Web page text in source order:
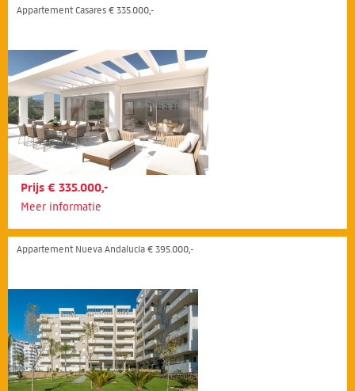
Appartement Casares € 335.000,-
Prijs € 335.000,-
Meer informatie
Appartement Nueva Andalucía € 395.000,-